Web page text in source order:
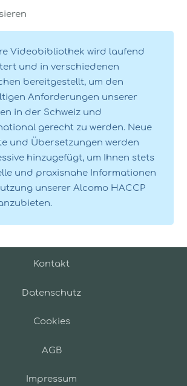
Videobibliothek wird laufend
und in verschiedenen
bereitgestellt, um den
Anforderungen unserer
in der Schweiz und
gerecht zu werden. Neue
und Übersetzungen werden
hinzugefügt, um Ihnen stets
und praxisnahe Informationen
unserer Alcomo HACCP
Kontakt
Datenschutz
Cookies
AGB
Impressum